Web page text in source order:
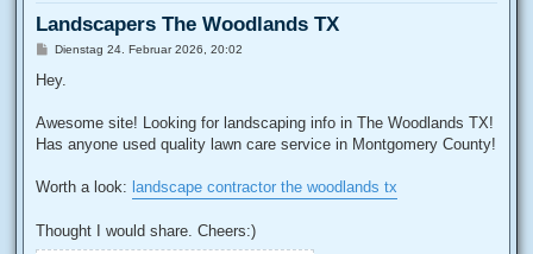
Landscapers The Woodlands TX
B
i
a
Dienstag 24. Februar 2026, 20:02
Hey.
Awesome site! Looking for landscaping info in The Woodlands TX!
Has anyone used quality lawn care service in Montgomery County!
Worth a look: landscape contractor the woodlands tx
Thought I would share. Cheers:)